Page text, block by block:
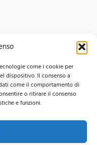
come i cookie per
dispositivo. Il consenso a
come il comportamento di
o ritirare il consenso
e funzioni.